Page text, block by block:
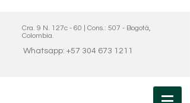
Cra. 9 N. 127c - 60 | Cons.: 507 - Bogotá,
Colombia.
Whatsapp: +57 304 673 1211